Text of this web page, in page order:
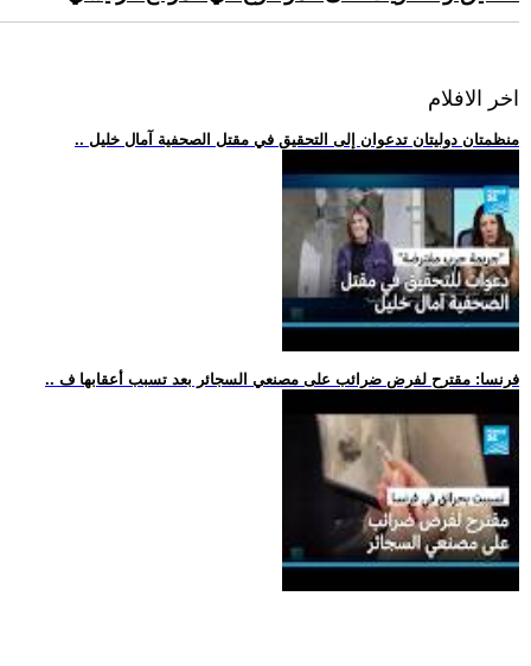
اخر الافلام
.. منظمتان دوليتان تدعوان إلى التحقيق في مقتل الصحفية آمال خليل
.. فرنسا: مقترح لفرض ضرائب على مصنعي السجائر بعد تسبب أعقابها ف